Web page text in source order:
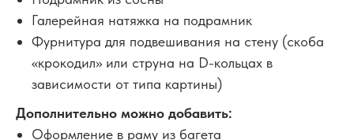
Галерейная натяжка на подрамник
Фурнитура для подвешивания на стену (скоба
«крокодил» или струна на D-кольцах в
зависимости от типа картины)
Дополнительно можно добавить:
Оформление в раму из багета